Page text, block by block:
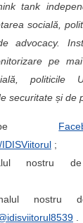
tank
socială,
advocacy.
pe
politicile
securitate și de
pe
;
nostru
.